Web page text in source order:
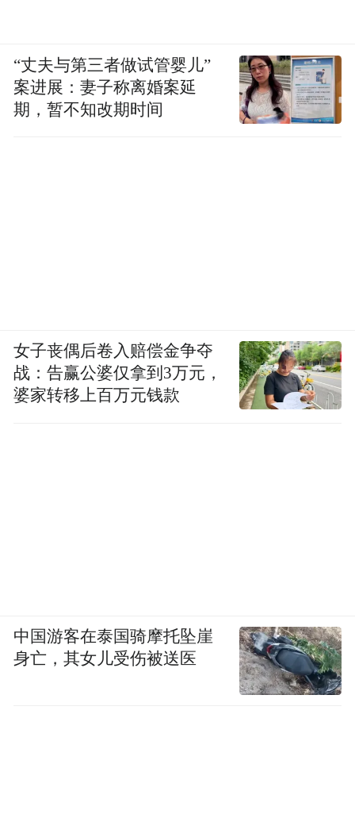
“丈夫与第三者做试管婴儿”
案进展：妻子称离婚案延
期，暂不知改期时间
女子丧偶后卷入赔偿金争夺
战：告赢公婆仅拿到3万元，
婆家转移上百万元钱款
中国游客在泰国骑摩托坠崖
身亡，其女儿受伤被送医